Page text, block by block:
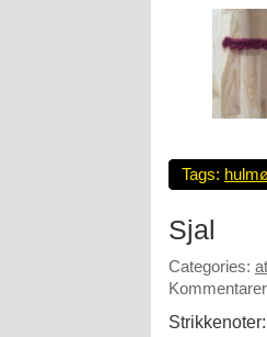
Tags:
Sjal
Categories:
Strikkenoter: